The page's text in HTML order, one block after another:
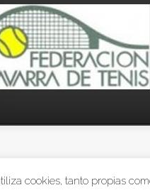
cookies, tanto propias